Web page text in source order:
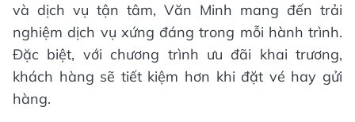
và dịch vụ tận tâm, Văn Minh mang đến trải
nghiệm dịch vụ xứng đáng trong mỗi hành trình.
Đặc biệt, với chương trình ưu đãi khai trương,
khách hàng sẽ tiết kiệm hơn khi đặt vé hay gửi
hàng.